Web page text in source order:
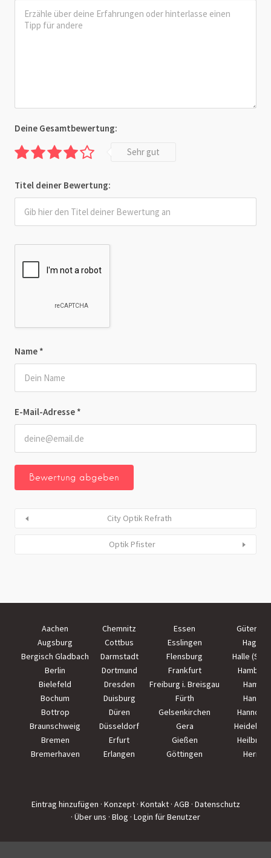
Name *
E-Mail-Adresse *
Deine Gesamtbewertung:
Sehr gut
Titel deiner Bewertung:
City Optik Refrath
Optik Pfister
Aachen Chemnitz Essen
Augsburg
Cottbus Esslingen
Hagen
Bergisch Gladbach
Darmstadt Flensburg
Halle
Berlin
Dortmund Frankfurt
Hamburg
Bielefeld
Dresden Freiburg i. Breisgau
Hamm
Bochum
Duisburg Fürth
Hanau
Bottrop
Düren Gelsenkirchen
Hannover
Braunschweig
Düsseldorf Gera
Bremen
Erfurt Gießen
Heilbronn
Bremerhaven
Erlangen Göttingen Herne
Eintrag hinzufügen · Konzept · Kontakt · AGB · Datenschutz
· Über uns · Blog · Login für Benutzer